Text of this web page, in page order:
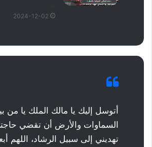
2024-12-02
أتوسل إليك يا مالك الملك يا من
السماوات والأرض أن تقضي
تهديني إلى سبيل الرشاد، اللهم